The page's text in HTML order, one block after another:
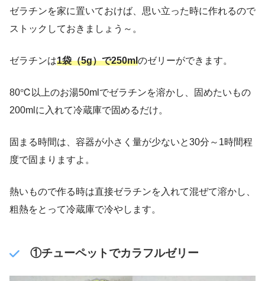
ゼラチンを家に置いておけば、思い立った時に作れるので
ストックしておきましょう～。
ゼラチンは1袋（5g）で250mlのゼリーができます。
80℃以上のお湯50mlでゼラチンを溶かし、固めたいもの
200mlに入れて冷蔵庫で固めるだけ。
固まる時間は、容器が小さく量が少ないと30分～1時間程
度で固まりますよ。
熱いもので作る時は直接ゼラチンを入れて混ぜて溶かし、
粗熱をとって冷蔵庫で冷やします。
①チューペットでカラフルゼリー